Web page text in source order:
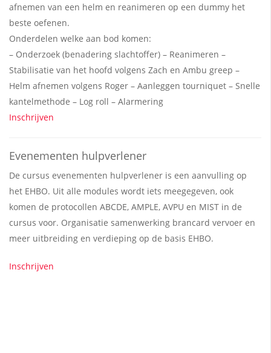
afnemen van een helm en reanimeren op een dummy het
beste oefenen.
Onderdelen welke aan bod komen:
– Onderzoek (benadering slachtoffer) – Reanimeren –
Stabilisatie van het hoofd volgens Zach en Ambu greep –
Helm afnemen volgens Roger – Aanleggen tourniquet – Snelle
kantelmethode – Log roll – Alarmering
Inschrijven
Evenementen hulpverlener
De cursus evenementen hulpverlener is een aanvulling op
het EHBO. Uit alle modules wordt iets meegegeven, ook
komen de protocollen ABCDE, AMPLE, AVPU en MIST in de
cursus voor. Organisatie samenwerking brancard vervoer en
meer uitbreiding en verdieping op de basis EHBO.
Inschrijven